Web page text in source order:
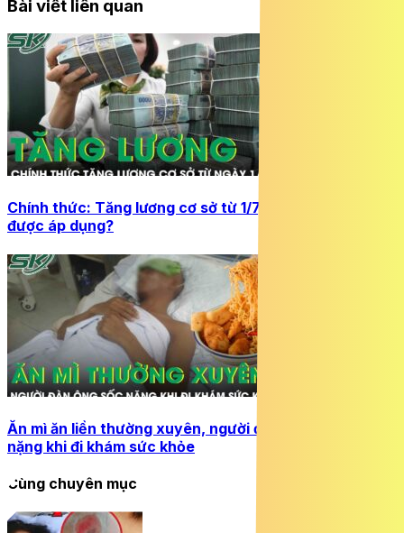
Bài viết liên quan
Chính thức: Tăng lương cơ sở từ 1/7, đối tượng nào
được áp dụng?
Ăn mì ăn liền thường xuyên, người đàn ông 45 tuổi sốc
nặng khi đi khám sức khỏe
Cùng chuyên mục